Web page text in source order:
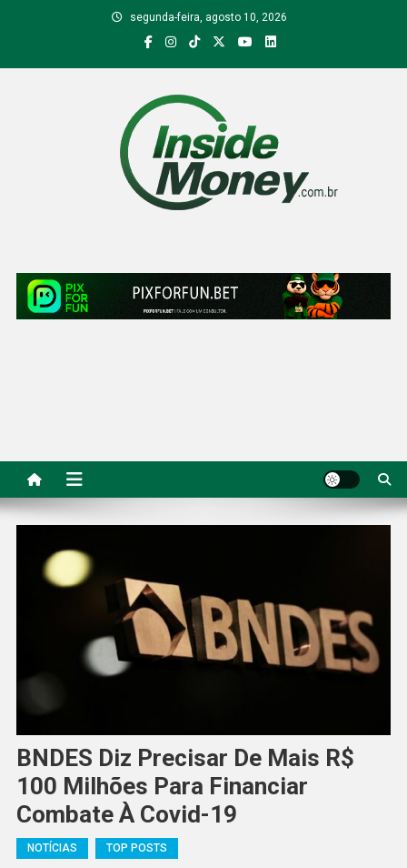
segunda-feira, agosto 10, 2026
Inside Money
BNDES Diz Precisar De Mais R$
100 Milhões Para Financiar
Combate À Covid-19
NOTÍCIAS TOP POSTS